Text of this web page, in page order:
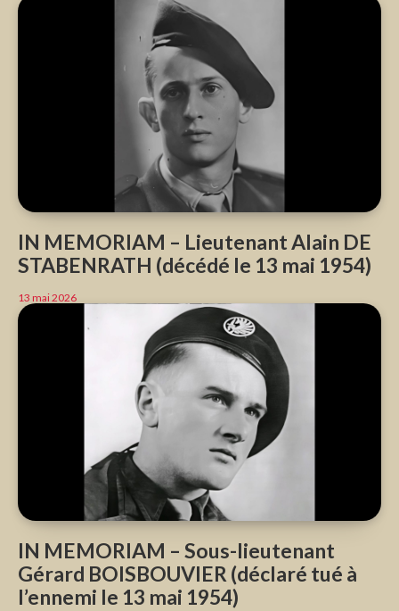
IN MEMORIAM – Lieutenant Alain DE
STABENRATH (décédé le 13 mai 1954)
13 mai 2026
IN MEMORIAM – Sous-lieutenant
Gérard BOISBOUVIER (déclaré tué à
l’ennemi le 13 mai 1954)